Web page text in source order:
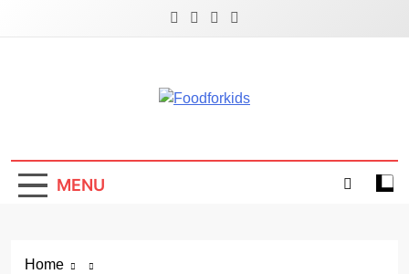
MENU
Home